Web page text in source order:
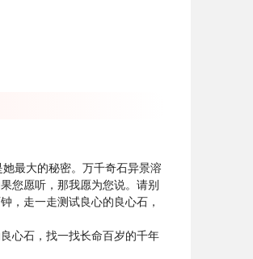
最大的秘密。万千奇石异景溶
您愿听，那我愿为您说。请别
，走一走测试良心的良心石，
心石，找一找长命百岁的千年